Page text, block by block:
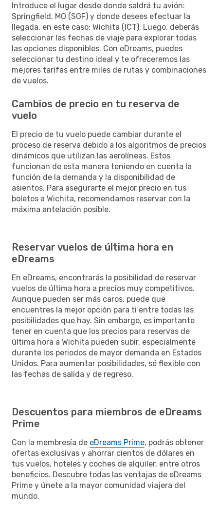
Introduce el lugar desde donde saldrá tu avión:
Springfield, MO (SGF) y donde desees efectuar la
llegada, en este caso: Wichita (ICT). Luego, deberás
seleccionar las fechas de viaje para explorar todas
las opciones disponibles. Con eDreams, puedes
seleccionar tu destino ideal y te ofreceremos las
mejores tarifas entre miles de rutas y combinaciones
de vuelos.
Cambios de precio en tu reserva de
vuelo
El precio de tu vuelo puede cambiar durante el
proceso de reserva debido a los algoritmos de precios
dinámicos que utilizan las aerolíneas. Estos
funcionan de esta manera teniendo en cuenta la
función de la demanda y la disponibilidad de
asientos. Para asegurarte el mejor precio en tus
boletos a Wichita, recomendamos reservar con la
máxima antelación posible.
Reservar vuelos de última hora en
eDreams
En eDreams, encontrarás la posibilidad de reservar
vuelos de última hora a precios muy competitivos.
Aunque pueden ser más caros, puede que
encuentres la mejor opción para ti entre todas las
posibilidades que hay. Sin embargo, es importante
tener en cuenta que los precios para reservas de
última hora a Wichita pueden subir, especialmente
durante los periodos de mayor demanda en Estados
Unidos. Para aumentar posibilidades, sé flexible con
las fechas de salida y de regreso.
Descuentos para miembros de eDreams
Prime
Con la membresía de eDreams Prime, podrás obtener
ofertas exclusivas y ahorrar cientos de dólares en
tus vuelos, hoteles y coches de alquiler, entre otros
beneficios. Descubre todas las ventajas de eDreams
Prime y únete a la mayor comunidad viajera del
mundo.